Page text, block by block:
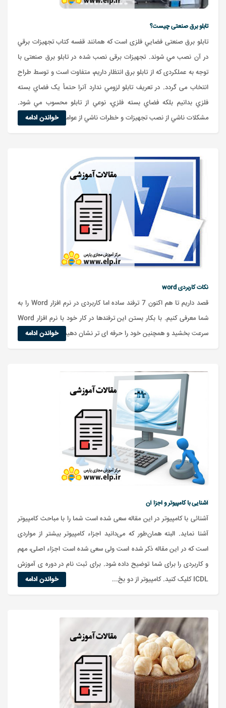
تابلو برق صنعتی چیست؟
تابلو برق صنعتی فضايي فلزی است که همانند قفسه کتاب تجهيزات برقي
در آن نصب مي شوند. تجهیزات برقی نصب شده در تابلو برق صنعتی با
توجه به عملکردی که از تابلو برق انتظار داریم، متفاوت است و توسط طراح
انتخاب می گردد. در تعريف تابلو لزومي ندارد آنرا حتمأ يک فضاي بسته
فلزي بدانيم بلکه فضاي بسته فلزي، نوعي از تابلو محسوب مي شود.
مشکلات ناشي از نصب تجهيزات و خطرات ناشي از عوامل محي...خواندن ادامه
نکات کاربردی word
قصد داریم تا هم اکنون 7 ترفند ساده اما کاربردی در نرم افزار Word را به
شما معرفی کنیم. با بکار بستن این ترفندها در کار خود با نرم افزار Word
سرعت بخشید و همچنین خود را حرفه ای تر نشان دهید.خواندن ادامه
آشنایی با کامپیوتر و اجزا آن
آشنائی با کامپیوتر در این مقاله سعی شده است شما را با مباحث کامپیوتر
آشنا نماید. البته همان‌طور که می‌دانید اجزاء کامپیوتر بیشتر از مواردی
است که در این مقاله ذکر شده است ولی سعی شده است اجزاء اصلی، مهم
و کاربردی را برای شما توضیح داده شود. برای ثبت نام در دوره ی آموزش
ICDL کلیک کنید. کامپیوتر از دو بخ...
خواندن ادامه